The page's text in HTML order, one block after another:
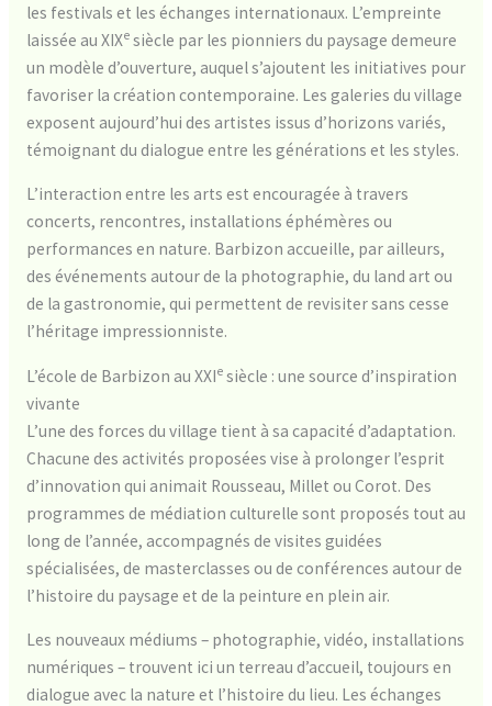
les festivals et les échanges internationaux. L’empreinte
laissée au XIXesiècle par les pionniers du paysage demeure
un modèle d’ouverture, auquel s’ajoutent les initiatives pour
favoriser la création contemporaine. Les galeries du village
exposent aujourd’hui des artistes issus d’horizons variés,
témoignant du dialogue entre les générations et les styles.
L’interaction entre les arts est encouragée à travers
concerts, rencontres, installations éphémères ou
performances en nature. Barbizon accueille, par ailleurs,
des événements autour de la photographie, du land art ou
de la gastronomie, qui permettent de revisiter sans cesse
l’héritage impressionniste.
L’école de Barbizon au XXIesiècle : une source d’inspiration
vivante
L’une des forces du village tient à sa capacité d’adaptation.
Chacune des activités proposées vise à prolonger l’esprit
d’innovation qui animait Rousseau, Millet ou Corot. Des
programmes de médiation culturelle sont proposés tout au
long de l’année, accompagnés de visites guidées
spécialisées, de masterclasses ou de conférences autour de
l’histoire du paysage et de la peinture en plein air.
Les nouveaux médiums – photographie, vidéo, installations
numériques – trouvent ici un terreau d’accueil, toujours en
dialogue avec la nature et l’histoire du lieu. Les échanges